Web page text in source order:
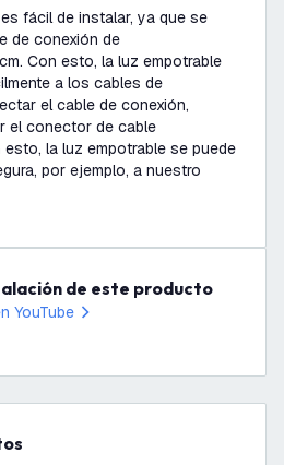
fácil de instalar, ya que se
de conexión de
Con esto, la luz empotrable
a los cables de
el cable de conexión,
el conector de cable
esto, la luz empotrable se puede
por ejemplo, a nuestro
de este producto
YouTube